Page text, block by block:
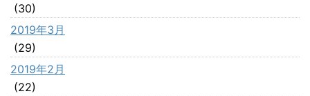
(30)
2019年3月
(29)
2019年2月
(22)